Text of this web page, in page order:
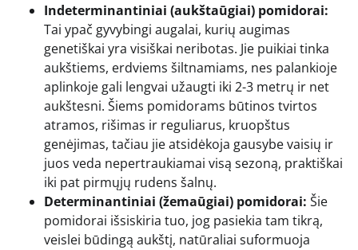
Indeterminantiniai (aukštaūgiai) pomidorai:
Tai ypač gyvybingi augalai, kurių augimas
genetiškai yra visiškai neribotas. Jie puikiai tinka
aukštiems, erdviems šiltnamiams, nes palankioje
aplinkoje gali lengvai užaugti iki 2-3 metrų ir net
aukštesni. Šiems pomidorams būtinos tvirtos
atramos, rišimas ir reguliarus, kruopštus
genėjimas, tačiau jie atsidėkoja gausybe vaisių ir
juos veda nepertraukiamai visą sezoną, praktiškai
iki pat pirmųjų rudens šalnų.
Determinantiniai (žemaūgiai) pomidorai: Šie
pomidorai išsiskiria tuo, jog pasiekia tam tikrą,
veislei būdingą aukštį, natūraliai suformuoja